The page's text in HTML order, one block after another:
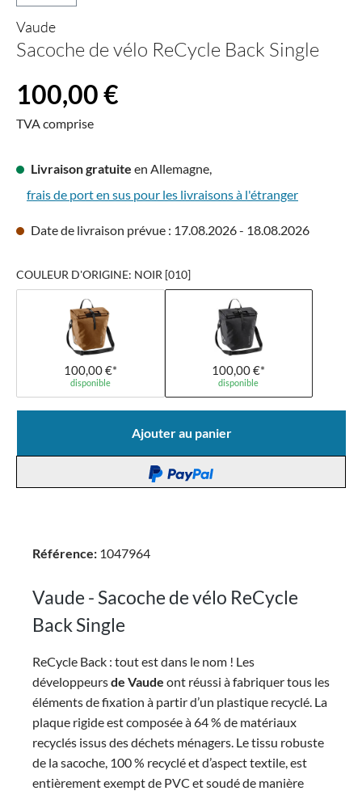
Vaude
Sacoche de vélo ReCycle Back Single
Prix régulier :
100,00 €
TVA comprise
Livraison gratuite en Allemagne,
frais de port en sus pour les livraisons à l'étranger
Date de livraison prévue : 17.08.2026 - 18.08.2026
COULEUR D'ORIGINE: NOIR [010]
100,00 €*
disponible
100,00 €*
disponible
Ajouter au panier
Référence: 1047964
Vaude - Sacoche de vélo ReCycle
Back Single
ReCycle Back : tout est dans le nom ! Les
développeursde Vaude ont réussi à fabriquer tous les
éléments de fixation à partir d’un plastique recyclé. La
plaque rigide est composée à 64 % de matériaux
recyclés issus des déchets ménagers. Le tissu robuste
de la sacoche, 100 % recyclé et d’aspect textile, est
entièrement exempt de PVC et soudé de manière